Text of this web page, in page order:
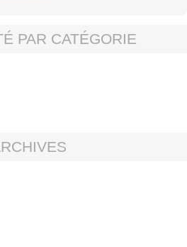
PAR CATÉGORIE